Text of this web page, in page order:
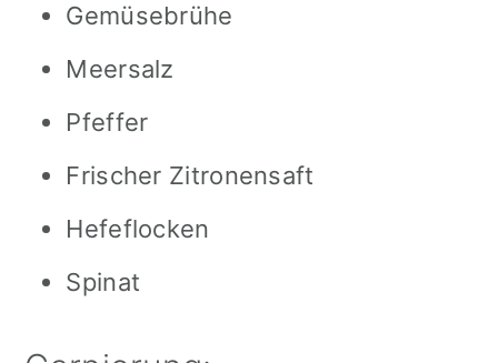
Gemüsebrühe
Meersalz
Pfeffer
Frischer Zitronensaft
Hefeflocken
Spinat